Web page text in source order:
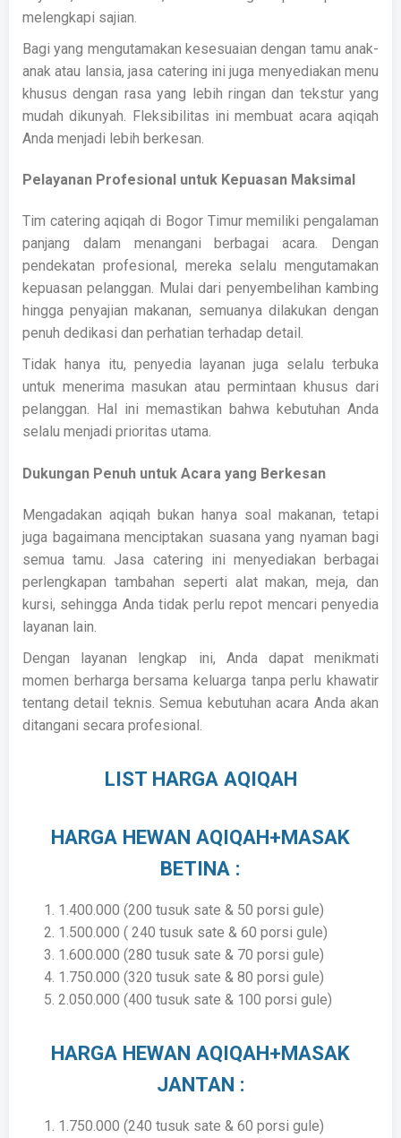
melengkapi sajian.
Bagi yang mengutamakan kesesuaian dengan tamu anak-
anak atau lansia, jasa catering ini juga menyediakan menu
khusus dengan rasa yang lebih ringan dan tekstur yang
mudah dikunyah. Fleksibilitas ini membuat acara aqiqah
Anda menjadi lebih berkesan.
Pelayanan Profesional untuk Kepuasan Maksimal
Tim catering aqiqah di Bogor Timur memiliki pengalaman
panjang dalam menangani berbagai acara. Dengan
pendekatan profesional, mereka selalu mengutamakan
kepuasan pelanggan. Mulai dari penyembelihan kambing
hingga penyajian makanan, semuanya dilakukan dengan
penuh dedikasi dan perhatian terhadap detail.
Tidak hanya itu, penyedia layanan juga selalu terbuka
untuk menerima masukan atau permintaan khusus dari
pelanggan. Hal ini memastikan bahwa kebutuhan Anda
selalu menjadi prioritas utama.
Dukungan Penuh untuk Acara yang Berkesan
Mengadakan aqiqah bukan hanya soal makanan, tetapi
juga bagaimana menciptakan suasana yang nyaman bagi
semua tamu. Jasa catering ini menyediakan berbagai
perlengkapan tambahan seperti alat makan, meja, dan
kursi, sehingga Anda tidak perlu repot mencari penyedia
layanan lain.
Dengan layanan lengkap ini, Anda dapat menikmati
momen berharga bersama keluarga tanpa perlu khawatir
tentang detail teknis. Semua kebutuhan acara Anda akan
ditangani secara profesional.
LIST HARGA AQIQAH
HARGA HEWAN AQIQAH+MASAK
BETINA :
1.400.000 (200 tusuk sate & 50 porsi gule)
1.500.000 ( 240 tusuk sate & 60 porsi gule)
1.600.000 (280 tusuk sate & 70 porsi gule)
1.750.000 (320 tusuk sate & 80 porsi gule)
2.050.000 (400 tusuk sate & 100 porsi gule)
HARGA HEWAN AQIQAH+MASAK
JANTAN :
1.750.000 (240 tusuk sate & 60 porsi gule)